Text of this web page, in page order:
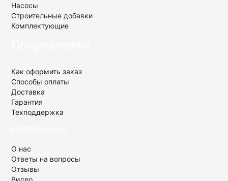
Насосы
Строительные добавки
Комплектующие
Как оформить заказ
Способы оплаты
Доставка
Гарантия
Техподдержка
О нас
Ответы на вопросы
Отзывы
Видео